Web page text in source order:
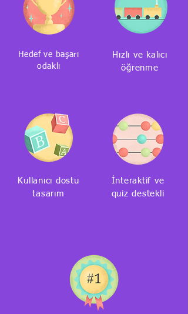
Hedef ve başarı
odaklı
Hızlı ve kalıcı
öğrenme
Kullanıcı dostu
tasarım
İnteraktif ve
quiz destekli